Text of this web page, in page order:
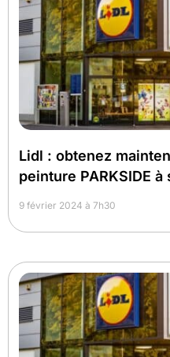
Lidl : obtenez
peinture PARKSIDE
9 février 2024 à 7h30